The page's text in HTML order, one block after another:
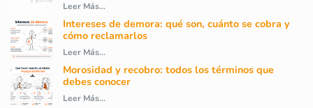
Leer Más...
Intereses de demora: qué son, cuánto se cobra y
cómo reclamarlos
Leer Más...
Morosidad y recobro: todos los términos que
debes conocer
Leer Más...